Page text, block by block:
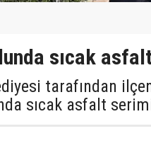
sıcak
tarafından
sıcak asfalt